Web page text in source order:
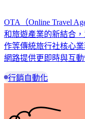
OTA（Online Travel
和旅遊產業的新結合
作等傳統旅行社核心
網路提供更即時與互
行銷自動化